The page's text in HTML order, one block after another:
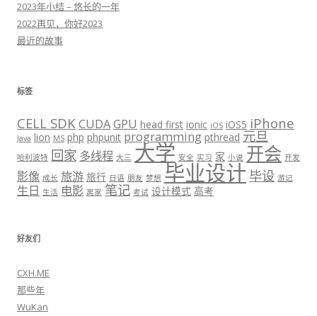
2023年小结 – 悠长的一年
2022再见，你好2023
最近的故事
标签
CELL SDKCUDAGPU head first ionic iOS iOS5 iPhone
Java lion MS php phpunit programming pthread 元旦
哈利波特 回家 多线程 大三 大学 安全 实习 家 小说 开会 开发
影像 成长 旅游 旅行 日语 朋友 梦想 毕业设计 毕设 游记
生日 生活 电影 离家 笔记 考试 设计模式 高考
好友们
CXH.ME
那些年
WuKan